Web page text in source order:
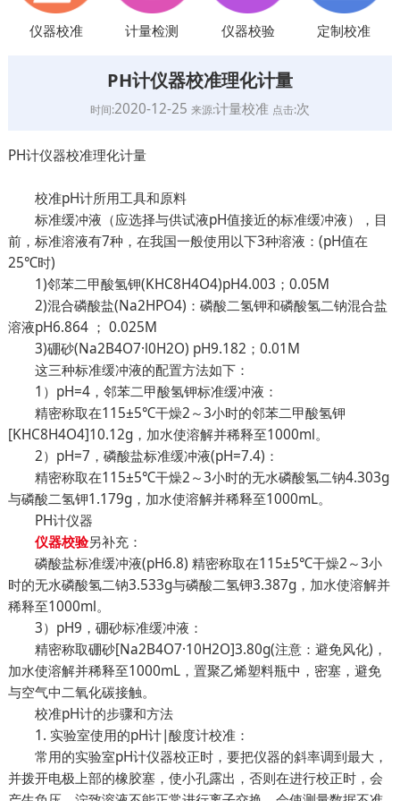
仪器校准 计量检测 仪器校验 定制校准
PH计仪器校准理化计量
时间:2020-12-25 来源:计量校准 点击:次
PH计仪器校准理化计量
校准pH计所用工具和原料
标准缓冲液（应选择与供试液pH值接近的标准缓冲液），目
前，标准溶液有7种，在我国一般使用以下3种溶液：(pH值在
25℃时)
1)邻苯二甲酸氢钾(KHC8H4O4)pH4.003；0.05M
2)混合磷酸盐(Na2HPO4)：磷酸二氢钾和磷酸氢二钠混合盐
溶液pH6.864 ； 0.025M
3)硼砂(Na2B4O7·l0H2O) pH9.182；0.01M
这三种标准缓冲液的配置方法如下：
1）pH=4，邻苯二甲酸氢钾标准缓冲液：
精密称取在115±5℃干燥2～3小时的邻苯二甲酸氢钾
[KHC8H4O4]10.12g，加水使溶解并稀释至1000ml。
2）pH=7，磷酸盐标准缓冲液(pH=7.4)：
精密称取在115±5℃干燥2～3小时的无水磷酸氢二钠4.303g
与磷酸二氢钾1.179g，加水使溶解并稀释至1000mL。
PH计仪器
仪器校验另补充：
磷酸盐标准缓冲液(pH6.8) 精密称取在115±5℃干燥2～3小
时的无水磷酸氢二钠3.533g与磷酸二氢钾3.387g，加水使溶解并
稀释至1000ml。
3）pH9，硼砂标准缓冲液：
精密称取硼砂[Na2B4O7·10H2O]3.80g(注意：避免风化)，
加水使溶解并稀释至1000mL，置聚乙烯塑料瓶中，密塞，避免
与空气中二氧化碳接触。
校准pH计的步骤和方法
1. 实验室使用的pH计|酸度计校准：
常用的实验室pH计仪器校正时，要把仪器的斜率调到最大，
并拨开电极上部的橡胶塞，使小孔露出，否则在进行校正时，会